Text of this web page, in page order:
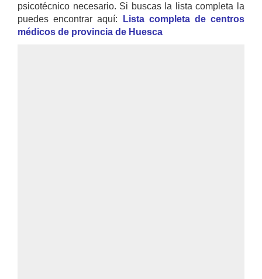
psicotécnico necesario. Si buscas la lista completa la
puedes encontrar aquí:
Lista completa de centros
médicos de provincia de Huesca